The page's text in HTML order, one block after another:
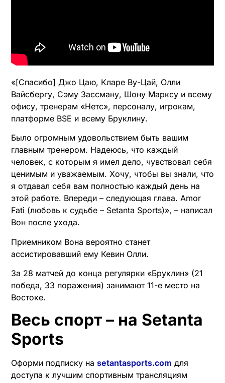
«[Спасибо] Джо Цаю, Кларе Ву-Цай, Олли
Вайсбергу, Сэму Зассману, Шону Марксу и всему
офису, тренерам «Нетс», персоналу, игрокам,
платформе BSE и всему Бруклину.
Было огромным удовольствием быть вашим
главным тренером. Надеюсь, что каждый
человек, с которым я имел дело, чувствовал себя
ценимым и уважаемым. Хочу, чтобы вы знали, что
я отдавал себя вам полностью каждый день на
этой работе. Впереди – следующая глава. Amor
Fati (любовь к судьбе – Setanta Sports)», – написал
Вон после ухода.
Приемником Вона вероятно станет
ассистировавший ему Кевин Олли.
За 28 матчей до конца регулярки «Бруклин» (21
победа, 33 поражения) занимают 11-е место на
Востоке.
Весь спорт – на Setanta
Sports
Оформи подписку на setantasports.com для
доступа к лучшим спортивным трансляциям